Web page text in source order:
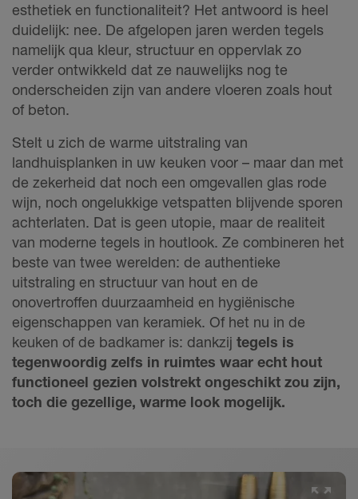
esthetiek en functionaliteit? Het antwoord is heel
duidelijk: nee. De afgelopen jaren werden tegels
namelijk qua kleur, structuur en oppervlak zo
verder ontwikkeld dat ze nauwelijks nog te
onderscheiden zijn van andere vloeren zoals hout
of beton.
Stelt u zich de warme uitstraling van
landhuisplanken in uw keuken voor – maar dan met
de zekerheid dat noch een omgevallen glas rode
wijn, noch ongelukkige vetspatten blijvende sporen
achterlaten. Dat is geen utopie, maar de realiteit
van moderne tegels in houtlook. Ze combineren het
beste van twee werelden: de authentieke
uitstraling en structuur van hout en de
onovertroffen duurzaamheid en hygiënische
eigenschappen van keramiek. Of het nu in de
keuken of de badkamer is: dankzij tegels is
tegenwoordig zelfs in ruimtes waar echt hout
functioneel gezien volstrekt ongeschikt zou zijn,
toch die gezellige, warme look mogelijk.